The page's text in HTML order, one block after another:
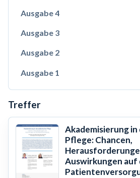
Ausgabe 4
Ausgabe 3
Ausgabe 2
Ausgabe 1
Treffer
Akademisierung
Pflege: Chancen,
Auswirkungen auf